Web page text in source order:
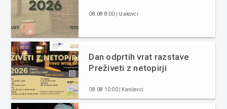
08.08 8:00 | Ižakovci
Dan odprtih vrat razstave
Preživeti z netopirji
08.08 10:00 | Kančevci